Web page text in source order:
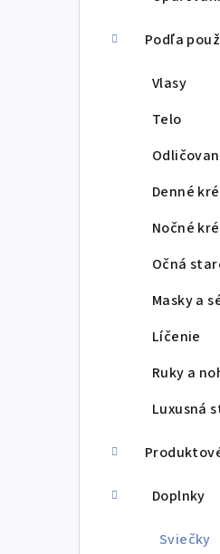
Podľa
Vlasy
Telo
Denné
Nočné
Očná
Masky a
Líčenie
Ruky a
Luxusná
Doplnky
Sviečky